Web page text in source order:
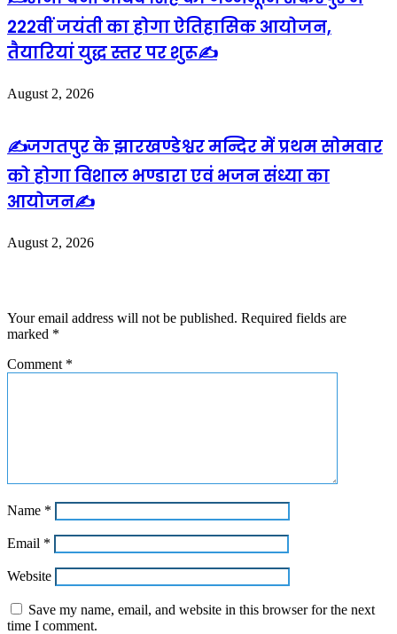
222वीं जयंती का होगा ऐतिहासिक आयोजन,
तैयारियां युद्ध स्तर पर शुरू✍️
August 2, 2026
✍️जगतपुर के झारखण्डेश्वर मन्दिर में प्रथम सोमवार
को होगा विशाल भण्डारा एवं भजन संध्या का
आयोजन✍️
August 2, 2026
Your email address will not be published. Required fields are
marked *
Comment *
Name *
Email *
Website
Save my name, email, and website in this browser for the next
time I comment.